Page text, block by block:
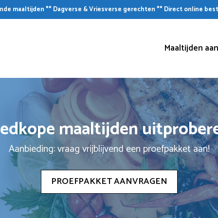
maaltijden ** Dagverse & Vriesverse gerechten ** Direct online
Maaltijden
maaltijden
Aanbieding: vraag vrijblijvend een proefpakket aan!
PROEFPAKKET AANVRAGEN